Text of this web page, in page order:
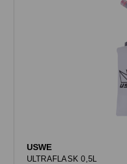
USWE
ULTRAFLASK 0,5L